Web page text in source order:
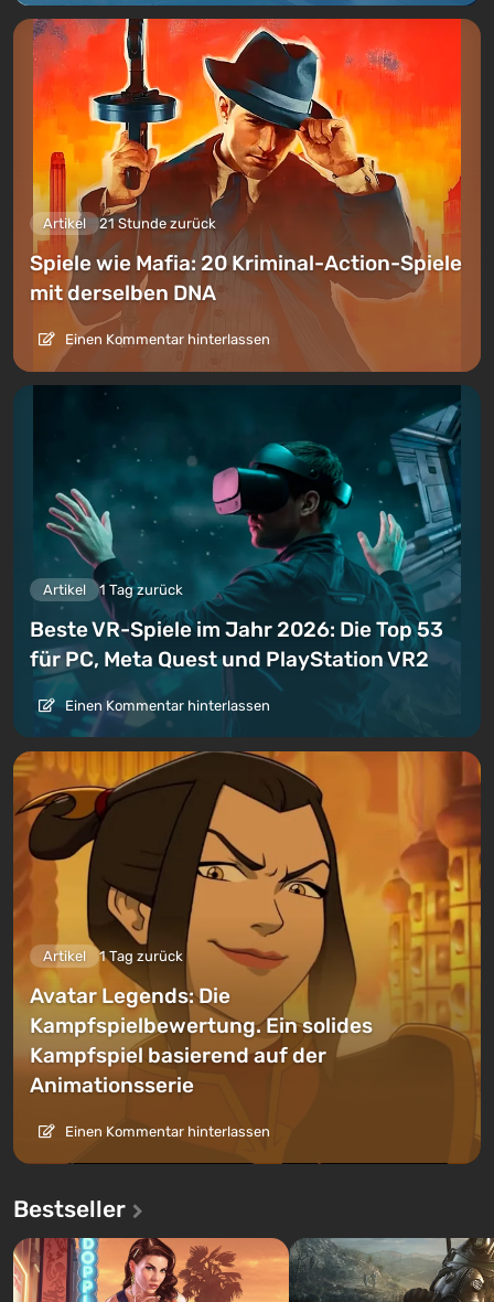
Artikel 21 Stunde zurück
Spiele wie Mafia: 20 Kriminal-Action-Spiele
mit derselben DNA
Einen Kommentar hinterlassen
Artikel 1 Tag zurück
Beste VR-Spiele im Jahr 2026: Die Top 53
für PC, Meta Quest und PlayStation VR2
Einen Kommentar hinterlassen
Artikel 1 Tag zurück
Avatar Legends: Die
Kampfspielbewertung. Ein solides
Kampfspiel basierend auf der
Animationsserie
Einen Kommentar hinterlassen
Bestseller